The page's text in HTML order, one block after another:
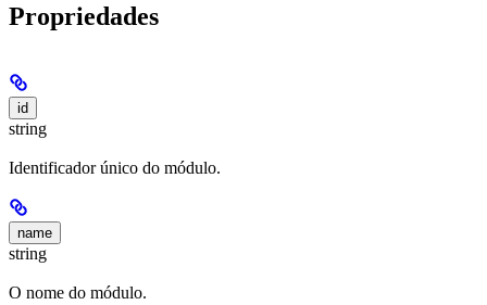
Propriedades
id
string
Identificador único do módulo.
name
string
O nome do módulo.